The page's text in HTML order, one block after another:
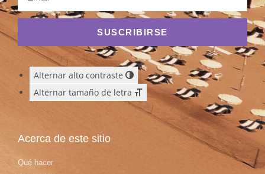
SUSCRIBIRSE
Alternar alto contraste
Alternar tamaño de letra
Acerca de este sitio
Qué hacer